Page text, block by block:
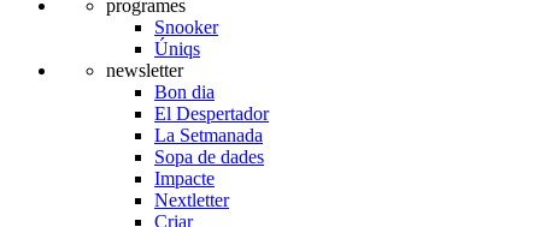
programes
Snooker
Úniqs
newsletter
Bon dia
El Despertador
La Setmanada
Sopa de dades
Impacte
Nextletter
Criar